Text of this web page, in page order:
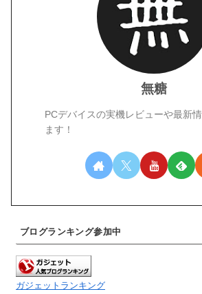
無糖
PCデバイスの実機レビューや最新
ます！
ブログランキング参加中
ガジェットランキング